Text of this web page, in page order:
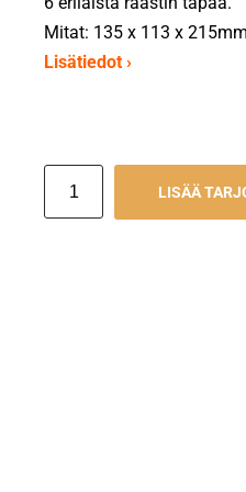
Mitat: 135 x 113 x 215mm
Lisätiedot ›
LISÄÄ